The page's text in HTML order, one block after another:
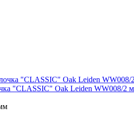
"CLASSIC" Oak Leiden WW008/2